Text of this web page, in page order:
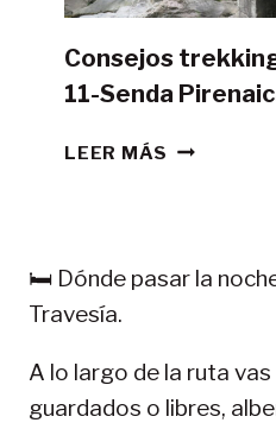
Consejos
11-Senda
LEER MÁS CONSEJOS
11-
🛏️ Dónde pasar la
Travesía.
A lo largo de la ruta
guardados o libres,